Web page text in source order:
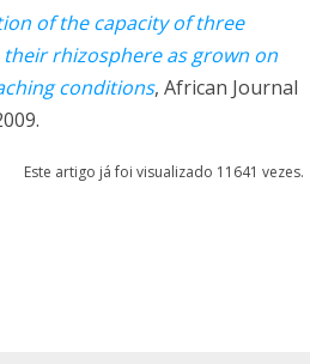
of the capacity of three
rhizosphere as grown on
conditions, African Journal
Este artigo já foi visualizado 11641 vezes.